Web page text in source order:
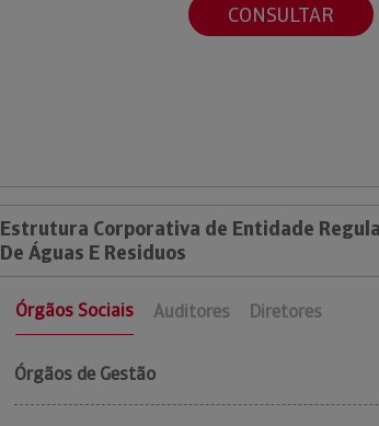
CONSULTAR
Estrutura Corporativa de Entidade
De Águas E Residuos
Órgãos Sociais Auditores Diretores
Órgãos de Gestão